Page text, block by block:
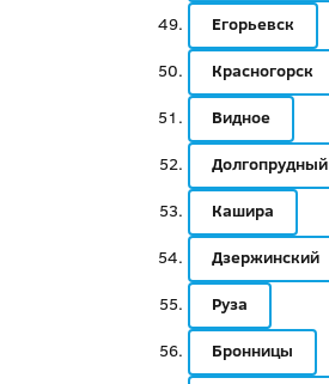
Егорьевск
Красногорск
Видное
Долгопрудный
Кашира
Дзержинский
Руза
Бронницы